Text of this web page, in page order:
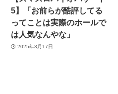
5】「お前らが酷評してる
ってことは実際のホールで
は人気なんやな」
2025年3月17日